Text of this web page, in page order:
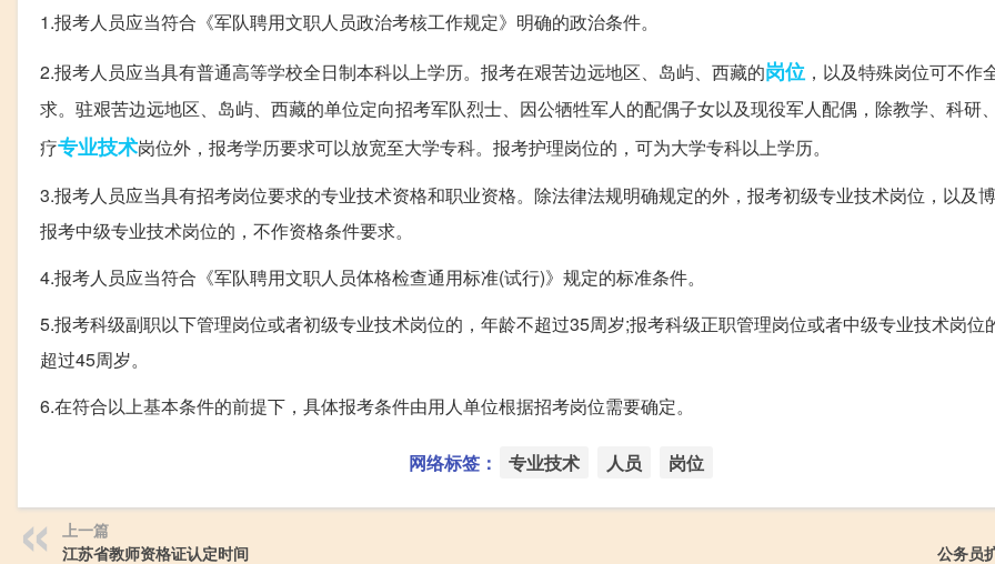
1.报考人员应当符合《军队聘用文职人员政治考核工作规定》明确的政治条件。
2.报考人员应当具有普通高等学校全日制本科以上学历。报考在艰苦边远地区、岛屿、西藏的岗位 ，以及特殊岗位可不作
求。驻艰苦边远地区、岛屿、西藏的单位定向招考军队烈士、因公牺牲军人的配偶子女以及现役军人配偶，除教学、科研
疗专业技术岗位外，报考学历要求可以放宽至大学专科。报考护理岗位的，可为大学专科以上学历。
3.报考人员应当具有招考岗位要求的专业技术资格和职业资格。除法律法规明确规定的外，报考初级专业技术岗位，以及
报考中级专业技术岗位的，不作资格条件要求。
4.报考人员应当符合《军队聘用文职人员体格检查通用标准(试行)》规定的标准条件。
5.报考科级副职以下管理岗位或者初级专业技术岗位的，年龄不超过35周岁;报考科级正职管理岗位或者中级专业技术岗位
超过45周岁。
6.在符合以上基本条件的前提下，具体报考条件由用人单位根据招考岗位需要确定。
网络标签： 专业技术 人员 岗位
上一篇
江苏省教师资格证认定时间
公务员